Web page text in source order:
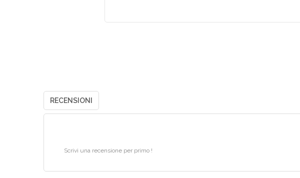
RECENSIONI
Scrivi una recensione per primo !